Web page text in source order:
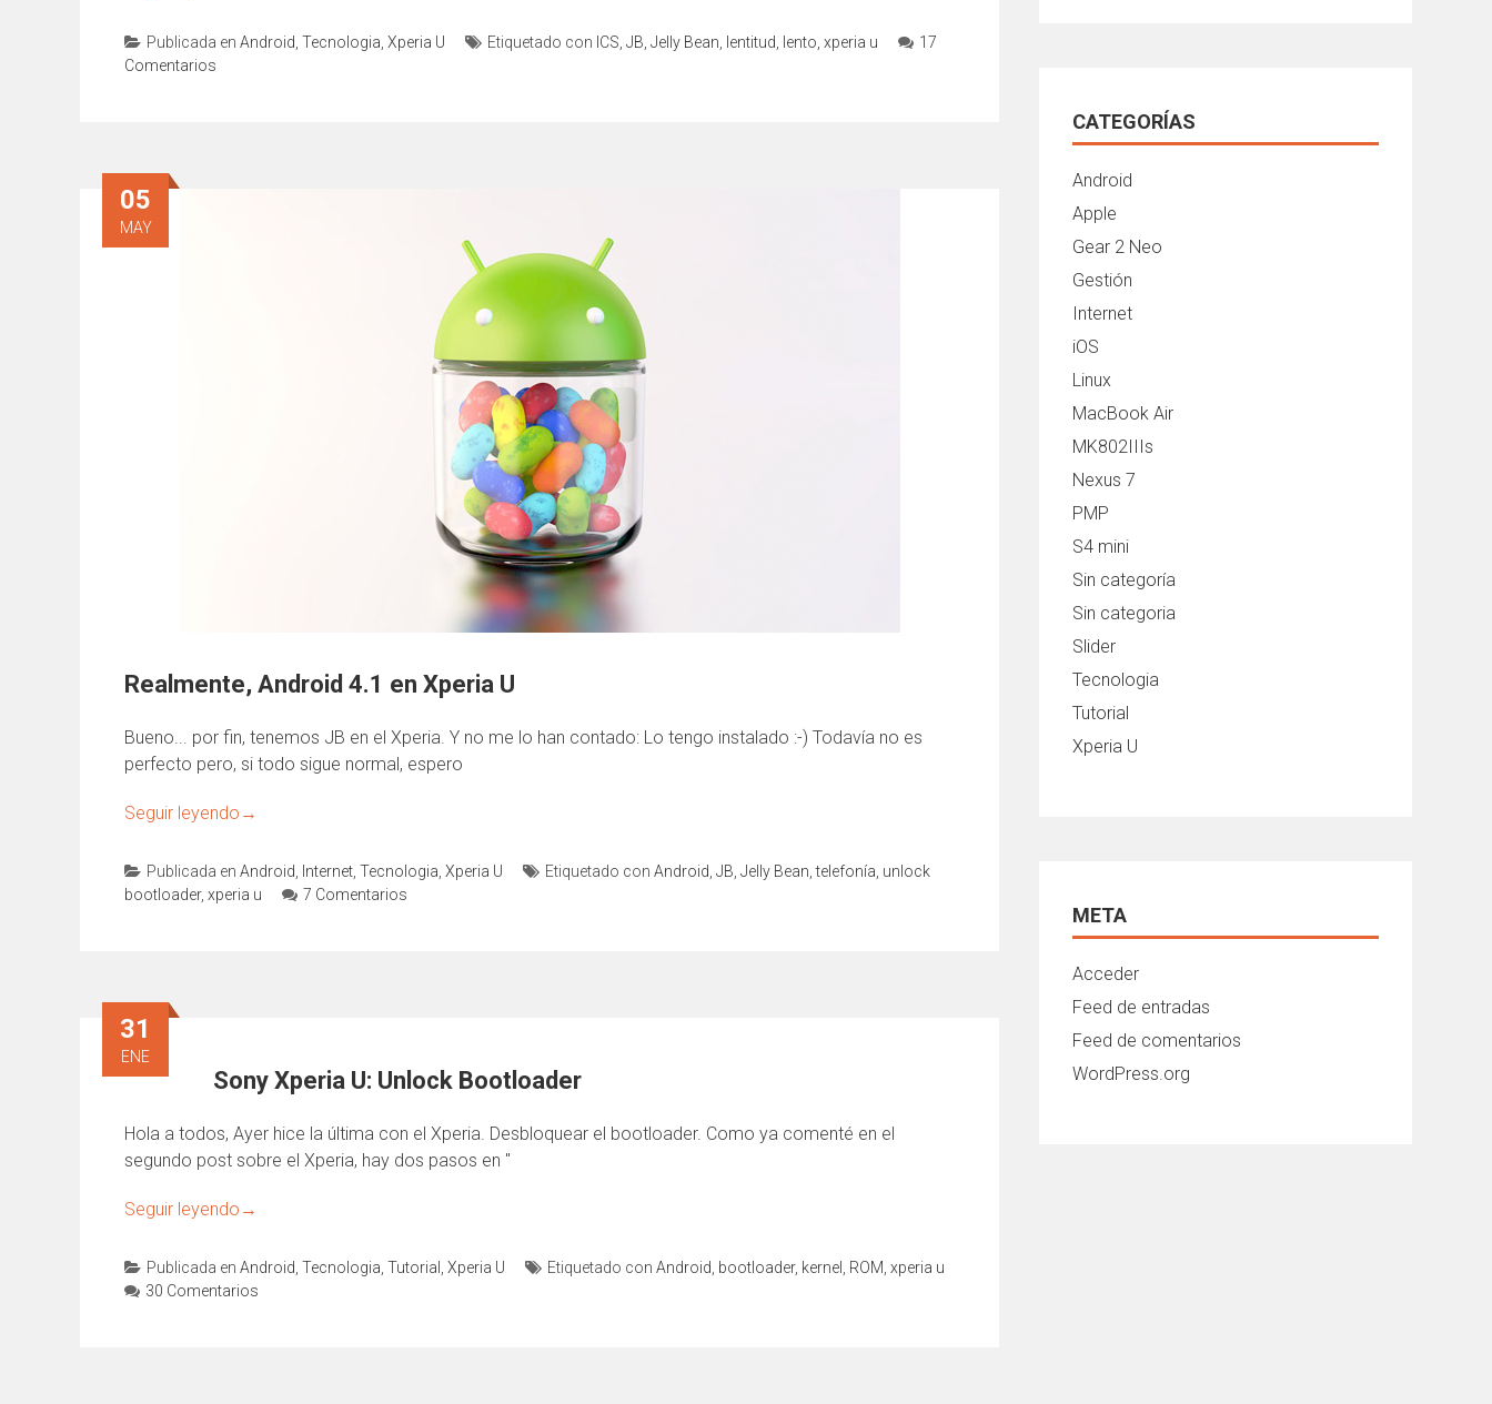
Publicada en Android Tecnologia Xperia U Etiquetado con ICS JB Jelly Bean lentitud lento xperia u
17
Comentarios
05
MAY
Realmente, Android 4.1 en Xperia U
Bueno... por fin, tenemos JB en el Xperia. Y no me lo han contado: Lo tengo instalado :-) Todavía no es
perfecto pero, si todo sigue normal, espero
Seguir leyendo →
Publicada en Android Internet Tecnologia Xperia U Etiquetado con Android JB Jelly Bean ,telefonía unlock
bootloader, xperia u 7 Comentarios
31
ENE
Sony Xperia U: Unlock Bootloader
Hola a todos, Ayer hice la última con el Xperia. Desbloquear el bootloader. Como ya comenté en el
segundo post sobre el Xperia, hay dos pasos en "
Seguir leyendo →
Publicada en Android Tecnologia Tutorial Xperia U Etiquetado con Android bootloader, kernel ROM xperia u
30 Comentarios
CATEGORÍAS
Android
Apple
Gear 2 Neo
Gestión
Internet
iOS
Linux
MacBook Air
MK802IIIs
Nexus 7
PMP
S4 mini
Sin categoría
Sin categoria
Slider
Tecnologia
Tutorial
Xperia U
META
Acceder
Feed de entradas
Feed de comentarios
WordPress.org